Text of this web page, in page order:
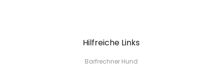
Hilfreiche Links
Barfrechner Hund